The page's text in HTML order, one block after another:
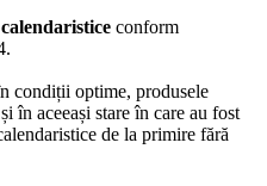
conform
condiții optime, produsele
în aceeași stare în care au fost
de la primire fără